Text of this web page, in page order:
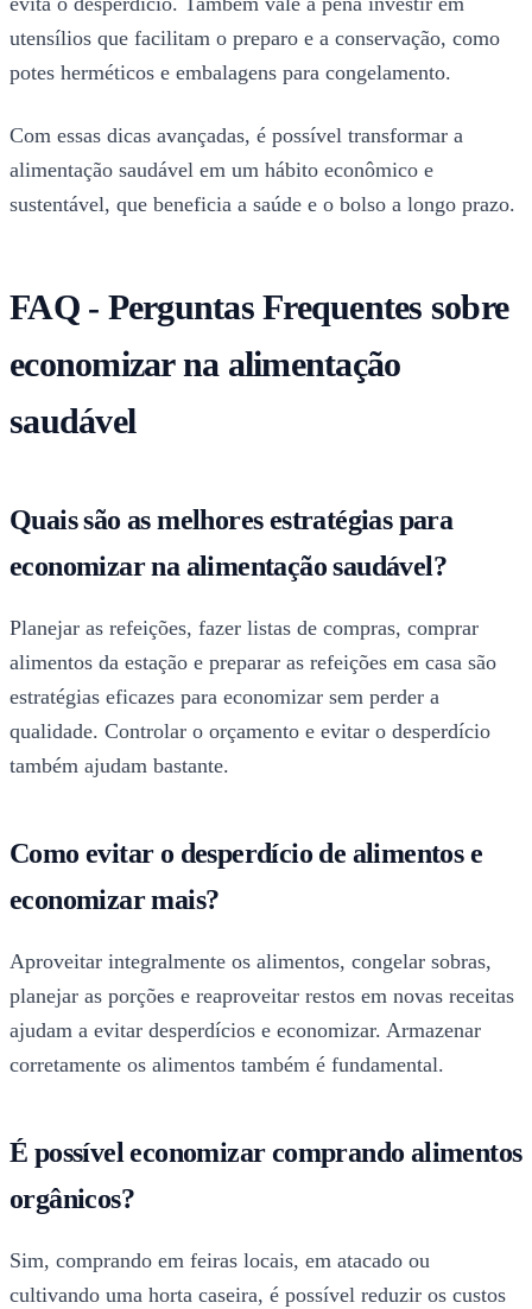
utensílios que facilitam o preparo e a conservação, como
potes herméticos e embalagens para congelamento.
Com essas dicas avançadas, é possível transformar a
alimentação saudável em um hábito econômico e
sustentável, que beneficia a saúde e o bolso a longo prazo.
FAQ - Perguntas Frequentes sobre
economizar na alimentação
saudável
Quais são as melhores estratégias para
economizar na alimentação saudável?
Planejar as refeições, fazer listas de compras, comprar
alimentos da estação e preparar as refeições em casa são
estratégias eficazes para economizar sem perder a
qualidade. Controlar o orçamento e evitar o desperdício
também ajudam bastante.
Como evitar o desperdício de alimentos e
economizar mais?
Aproveitar integralmente os alimentos, congelar sobras,
planejar as porções e reaproveitar restos em novas receitas
ajudam a evitar desperdícios e economizar. Armazenar
corretamente os alimentos também é fundamental.
É possível economizar comprando alimentos
orgânicos?
Sim, comprando em feiras locais, em atacado ou
cultivando uma horta caseira, é possível reduzir os custos